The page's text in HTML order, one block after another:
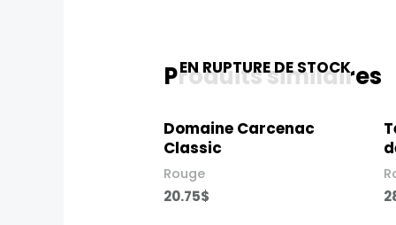
Produits similaires
EN RUPTURE DE STOCK
Domaine Carcenac
Classic
Rouge
20.75$